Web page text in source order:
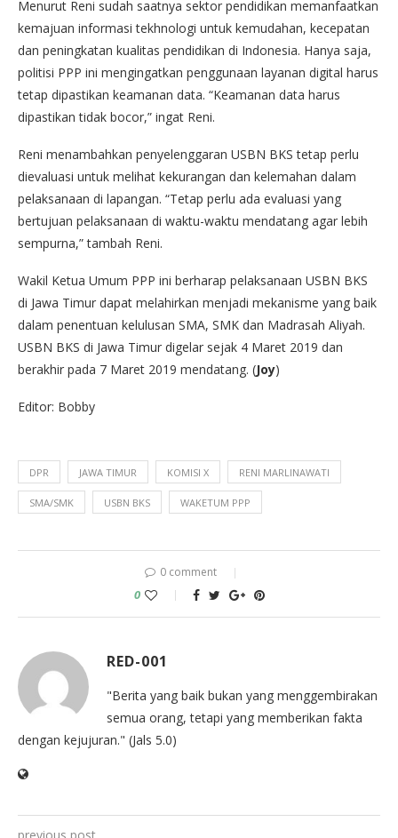
Menurut Reni sudah saatnya sektor pendidikan memanfaatkan
kemajuan informasi tekhnologi untuk kemudahan, kecepatan
dan peningkatan kualitas pendidikan di Indonesia. Hanya saja,
politisi PPP ini mengingatkan penggunaan layanan digital harus
tetap dipastikan keamanan data. “Keamanan data harus
dipastikan tidak bocor,” ingat Reni.
Reni menambahkan penyelenggaran USBN BKS tetap perlu
dievaluasi untuk melihat kekurangan dan kelemahan dalam
pelaksanaan di lapangan. “Tetap perlu ada evaluasi yang
bertujuan pelaksanaan di waktu-waktu mendatang agar lebih
sempurna,” tambah Reni.
Wakil Ketua Umum PPP ini berharap pelaksanaan USBN BKS
di Jawa Timur dapat melahirkan menjadi mekanisme yang baik
dalam penentuan kelulusan SMA, SMK dan Madrasah Aliyah.
USBN BKS di Jawa Timur digelar sejak 4 Maret 2019 dan
berakhir pada 7 Maret 2019 mendatang. (Joy)
Editor: Bobby
DPR JAWA TIMUR KOMISI X RENI MARLINAWATI
SMA/SMK USBN BKS WAKETUM PPP
0 comment
0
RED-001
"Berita yang baik bukan yang menggembirakan
semua orang, tetapi yang memberikan fakta
dengan kejujuran." (Jals 5.0)
previous post